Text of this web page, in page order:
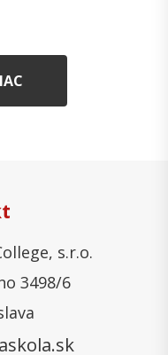
s.r.o.
3498/6